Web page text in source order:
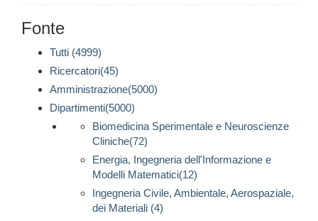
Fonte
Tutti (4999)
Ricercatori(45)
Amministrazione(5000)
Dipartimenti(5000)
Biomedicina Sperimentale e Neuroscienze
Cliniche(72)
Energia, Ingegneria dell'Informazione e
Modelli Matematici(12)
Ingegneria Civile, Ambientale, Aerospaziale,
dei Materiali (4)